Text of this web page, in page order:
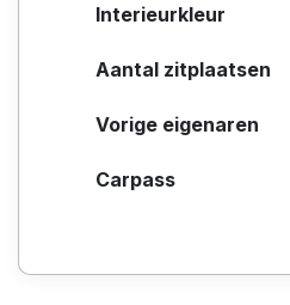
Interieurkleur
Aantal zitplaatsen
Vorige eigenaren
Carpass